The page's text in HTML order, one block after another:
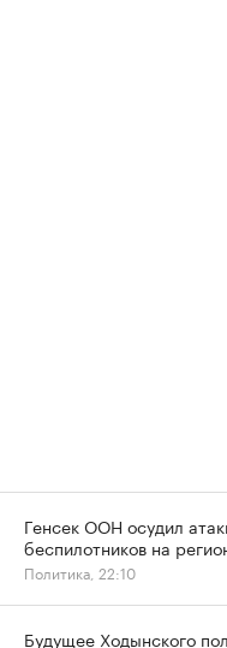
Генсек ООН осудил
беспилотников на
Политика, 22:10
Будущее Ходынского